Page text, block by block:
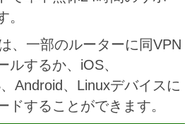
。
、一部のルーターに同VPN
ルするか、iOS、
Android、Linuxデバイスに
ドすることができます。